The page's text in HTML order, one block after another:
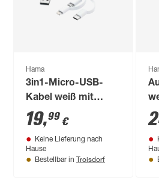
Hama
3in1-Micro-USB-
Kabel weiß mit
Adapter auf USB-C
und Apple®
Lightning
19,99 €
Keine Lieferung nach
Hause
Bestellbar in Troisdorf